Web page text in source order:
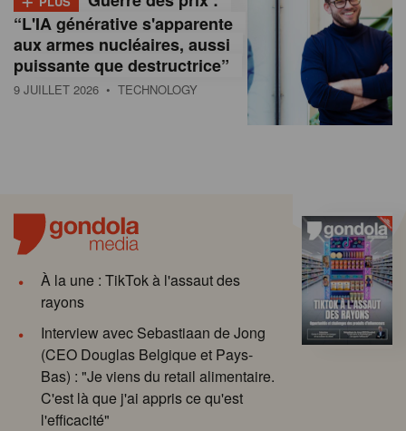
“L'IA générative s'apparente
aux armes nucléaires, aussi
puissante que destructrice”
9 JUILLET 2026 • TECHNOLOGY
À la une : TikTok à l'assaut des
rayons
Interview avec Sebastiaan de Jong
(CEO Douglas Belgique et Pays-
Bas) : "Je viens du retail alimentaire.
C'est là que j'ai appris ce qu'est
l'efficacité"